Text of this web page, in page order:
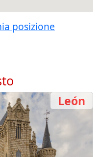
posizione
León